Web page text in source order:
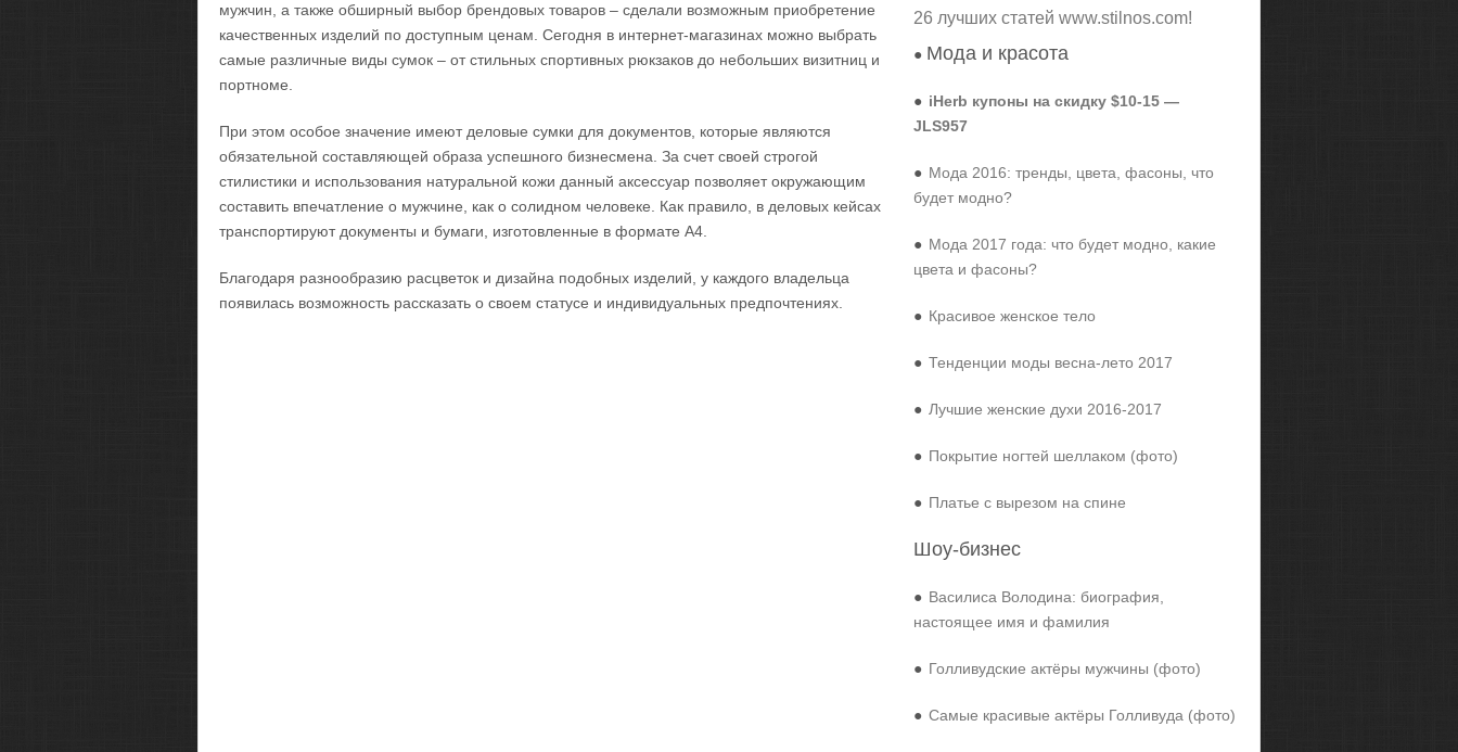
мужчин, а также обширный выбор брендовых товаров – сделали возможным приобретение
качественных изделий по доступным ценам. Сегодня в интернет-магазинах можно выбрать
самые различные виды сумок – от стильных спортивных рюкзаков до небольших визитниц и
портноме.
При этом особое значение имеют деловые сумки для документов, которые являются
обязательной составляющей образа успешного бизнесмена. За счет своей строгой
стилистики и использования натуральной кожи данный аксессуар позволяет окружающим
составить впечатление о мужчине, как о солидном человеке. Как правило, в деловых кейсах
транспортируют документы и бумаги, изготовленные в формате А4.
Благодаря разнообразию расцветок и дизайна подобных изделий, у каждого владельца
появилась возможность рассказать о своем статусе и индивидуальных предпочтениях.
26 лучших статей www.stilnos.com!
● Мода и красота
● iHerb купоны на скидку $10-15 —
JLS957
● Мода 2016: тренды, цвета, фасоны, что
будет модно?
● Мода 2017 года: что будет модно, какие
цвета и фасоны?
● Красивое женское тело
● Тенденции моды весна-лето 2017
● Лучшие женские духи 2016-2017
● Покрытие ногтей шеллаком (фото)
● Платье с вырезом на спине
Шоу-бизнес
● Василиса Володина: биография,
настоящее имя и фамилия
● Голливудские актёры мужчины (фото)
● Самые красивые актёры Голливуда (фото)